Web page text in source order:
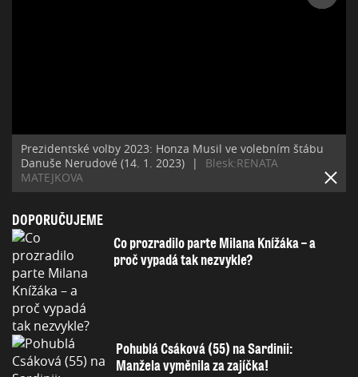
Prezidentské volby 2023: Honza Musil ve volebním štábu
Danuše Nerudové (14. 1. 2023)
|
Blesk:RENATA
MATEJKOVA
DOPORUČUJEME
Co prozradilo parte Milana Knížáka – a
proč vypadá tak nezvykle?
Pohublá Csáková (55) na Sardinii:
Manžela vyměnila za zajíčka!